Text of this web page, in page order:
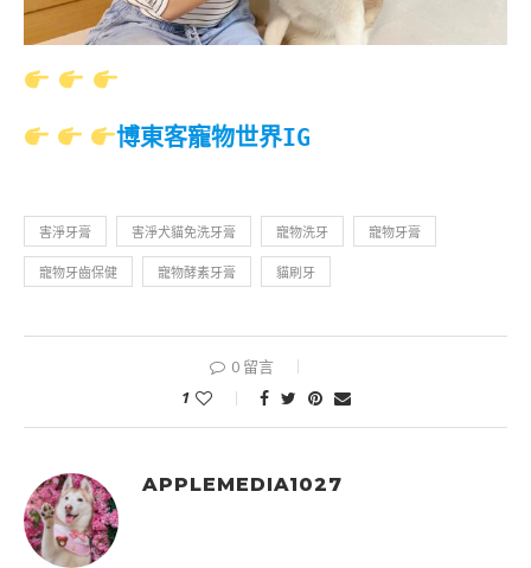
博東客寵物世界IG
害淨牙膏 害淨犬貓免洗牙膏 寵物洗牙 寵物牙膏
寵物牙齒保健 寵物酵素牙膏 貓刷牙
0 留言
1
APPLEMEDIA1027